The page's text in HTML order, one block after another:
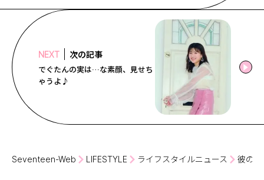
NEXT 次の記事
でぐたんの実は…な素顔、見せち
ゃうよ♪
Seventeen-Web LIFESTYLE ライフスタイルニュース 彼の